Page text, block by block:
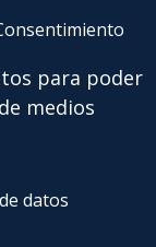
para poder
medios
datos